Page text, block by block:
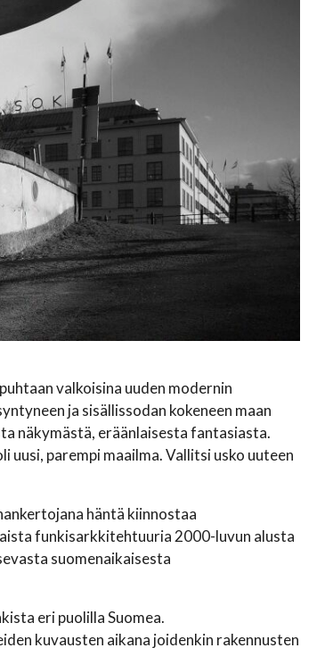
valkoisina uuden modernin
ja sisällissodan kokeneen maan
näkymästä, eräänlaisesta fantasiasta.
uusi, parempi maailma. Vallitsi usko uuteen
häntä kiinnostaa
funkisarkkitehtuuria 2000-luvun alusta
suomenaikaisesta
eri puolilla Suomea.
kuvausten aikana joidenkin rakennusten